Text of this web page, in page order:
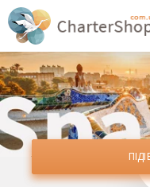
WAW, WMI, RDO